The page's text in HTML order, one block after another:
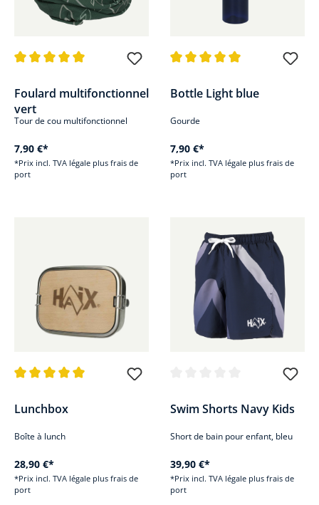
Foulard multifonctionnel
vert
Tour de cou multifonctionnel
7,90 €*
*Prix incl. TVA légale plus frais de
port
Bottle Light blue
Gourde
7,90 €*
*Prix incl. TVA légale plus frais de
port
Lunchbox
Boîte à lunch
28,90 €*
*Prix incl. TVA légale plus frais de
port
Swim Shorts Navy Kids
Short de bain pour enfant, bleu
39,90 €*
*Prix incl. TVA légale plus frais de
port